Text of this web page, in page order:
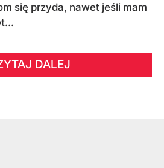
się przyda, nawet jeśli mam
DALEJ